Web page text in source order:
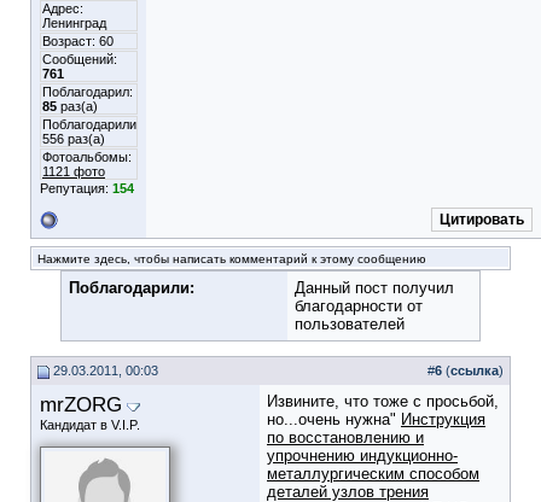
Адрес:
Ленинград
Возраст: 60
Сообщений:
761
Поблагодарил:
85 раз(а)
Поблагодарили
556 раз(а)
Фотоальбомы:
1121 фото
Репутация: 154
Цитировать
Нажмите здесь, чтобы написать комментарий к этому сообщению
Поблагодарили:
Данный пост получил
благодарности от
пользователей
29.03.2011, 00:03 #6 (ссылка)
mrZORG
Кандидат в V.I.P.
Извините, что тоже с просьбой,
но...очень нужна" Инструкция
по восстановлению и
упрочнению индукционно-
металлургическим способом
деталей узлов трения